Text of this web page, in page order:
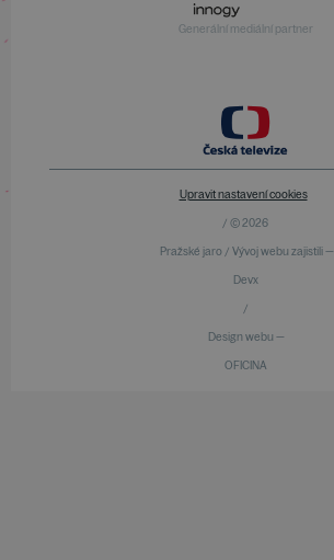
Generální mediální partner
Upravit nastavení cookies
/ © 2026
Pražské jaro / Vývoj webu zajistili —
Devx
/
Design webu —
OFICINA